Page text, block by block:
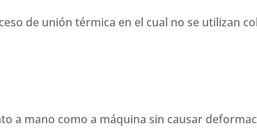
de unión térmica en el cual no se utilizan
a mano como a máquina sin causar